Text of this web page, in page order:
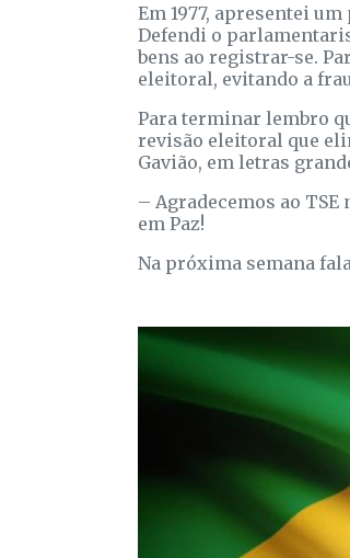
Em 1977, apresentei
Defendi o
bens ao registrar-se.
eleitoral, evitando a
Para terminar lembro
revisão eleitoral que
Gavião, em letras
– Agradecemos ao
em Paz!
Na próxima semana